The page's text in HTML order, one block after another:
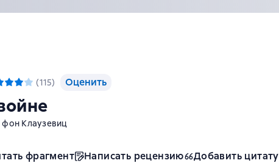
(115) Оценить
фон Клаузевиц
фрагмент Написать рецензию Добавить цитату